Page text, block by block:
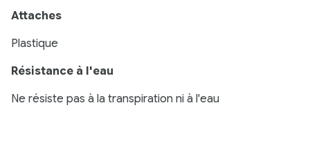
Attaches
Plastique
Résistance à l'eau
Ne résiste pas à la transpiration ni à l'eau